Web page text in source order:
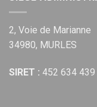
2, Voie de Marianne
34980, MURLES
SIRET : 452 634 439